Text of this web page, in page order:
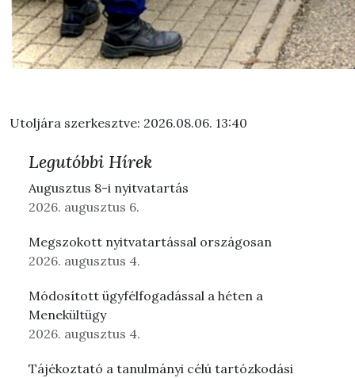
Utoljára szerkesztve: 2026.08.06. 13:40
Legutóbbi Hírek
Augusztus 8-i nyitvatartás
2026. augusztus 6.
Megszokott nyitvatartással országosan
2026. augusztus 4.
Módosított ügyfélfogadással a héten a
Menekültügy
2026. augusztus 4.
Tájékoztató a tanulmányi célú tartózkodási